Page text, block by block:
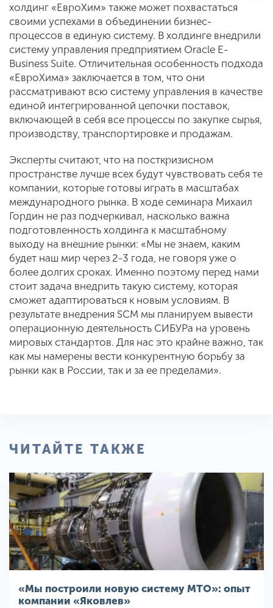
холдинг «ЕвроХим» также может похвас­таться
своими успехами в объединении бизнес-
процессов в единую систему. В холдинге внедрили
систему управле­ния предприятием Oracle E-
Business Suite. Отличительная особенность подхода
«ЕвроХима» заключается в том, что они
рассматривают всю систему управления в качестве
единой интегрированной це­почки поставок,
включающей в себя все процессы по закупке сырья,
производ­ству, транспортировке и продажам.
Эксперты считают, что на посткри­зисном
пространстве лучше всех будут чувствовать себя те
компании, которые готовы играть в масштабах
международ­ного рынка. В ходе семинара Михаил
Гордин не раз подчеркивал, насколько важна
подготовленность холдинга к мас­штабному
выходу на внешние рынки: «Мы не знаем, каким
будет наш мир че­рез 2-3 года, не говоря уже о
более дол­гих сроках. Именно поэтому перед нами
стоит задача внедрить такую систему, которая
сможет адаптироваться к но­вым условиям. В
результате внедрения SCM мы планируем вывести
операци­онную деятельность СИБУРа на уровень
мировых стандартов. Для нас это крайне важно, так
как мы намерены вести кон­курентную борьбу за
рынки как в Рос­сии, так и за ее пределами».
ЧИТАЙТЕ ТАКЖЕ
«Мы построили новую систему МТО»: опыт
компании «Яковлев»